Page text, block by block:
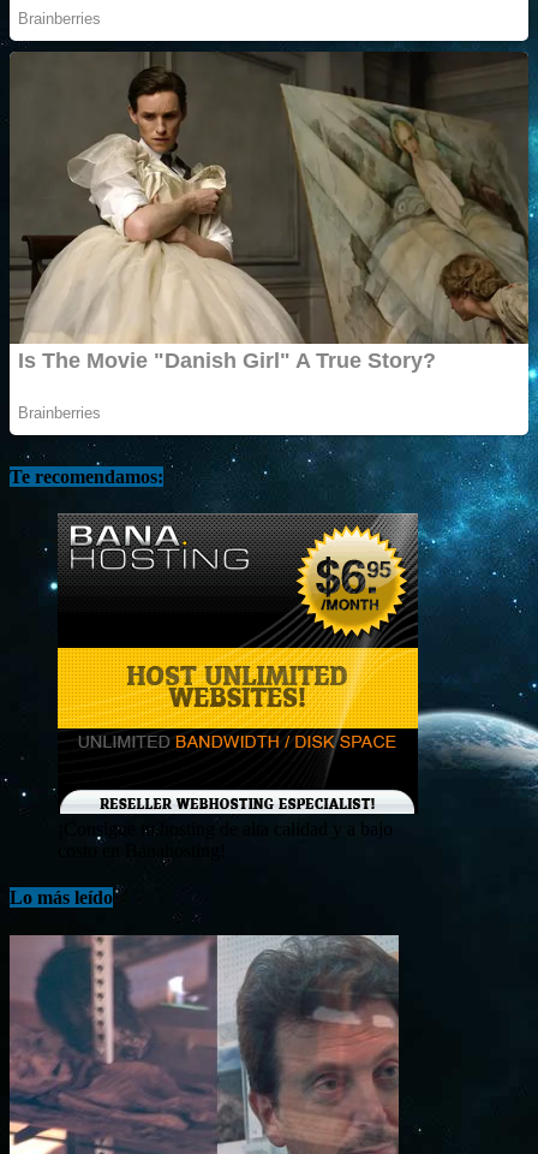
Te recomendamos:
¡Consigue tu hosting de alta calidad y a bajo
costo en Banahosting!
Lo más leído